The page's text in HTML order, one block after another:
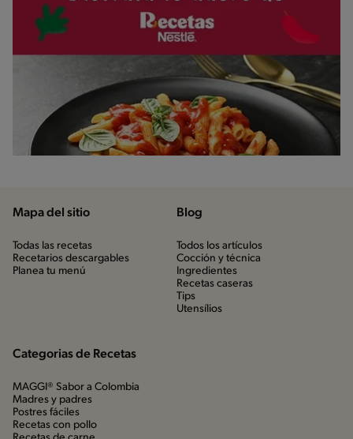
Mapa del sitio
Todas las recetas
Recetarios descargables
Planea tu menú
Blog
Todos los artículos
Cocción y técnica
Ingredientes
Recetas caseras
Tips
Utensílios
Categorias de Recetas
MAGGI® Sabor a Colombia
Madres y padres
Postres fáciles
Recetas con pollo